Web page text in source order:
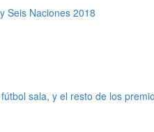
Seis Naciones 2018
sala, y el resto de los